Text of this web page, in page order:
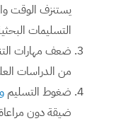
يستنزف الوقت
التسليمات
ضعف مهارات
من الدراسات
ضغوط التسليم
ضيقة دون